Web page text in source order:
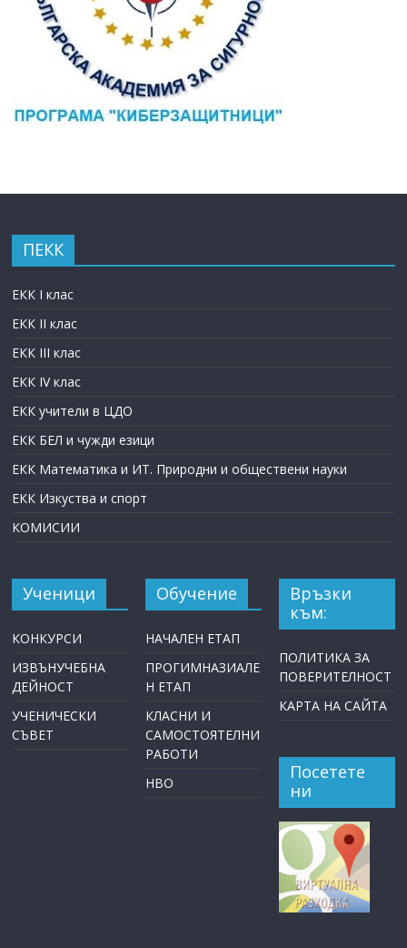
ПЕКК
ЕКК I клас
ЕКК II клас
ЕКК III клас
ЕКК IV клас
ЕКК учители в ЦДО
ЕКК БЕЛ и чужди езици
ЕКК Математика и ИТ. Природни и обществени науки
ЕКК Изкуства и спорт
КОМИСИИ
Ученици
КОНКУРСИ
ИЗВЪНУЧЕБНА
ДЕЙНОСТ
УЧЕНИЧЕСКИ
СЪВЕТ
Обучение
НАЧАЛЕН ЕТАП
ПРОГИМНАЗИАЛЕ
Н ЕТАП
КЛАСНИ И
САМОСТОЯТЕЛНИ
РАБОТИ
НВО
Връзки
към:
ПОЛИТИКА ЗА
ПОВЕРИТЕЛНОСТ
КАРТА НА САЙТА
Посетете
ни